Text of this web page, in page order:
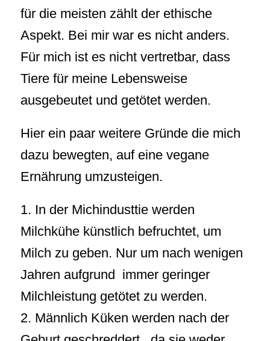
für die meisten zählt der ethische
Aspekt. Bei mir war es nicht anders.
Für mich ist es nicht vertretbar, dass
Tiere für meine Lebensweise
ausgebeutet und getötet werden.
Hier ein paar weitere Gründe die mich
dazu bewegten, auf eine vegane
Ernährung umzusteigen.
1. In der Michindusttie werden
Milchkühe künstlich befruchtet, um
Milch zu geben. Nur um nach wenigen
Jahren aufgrund immer geringer
Milchleistung getötet zu werden.
2. Männlich Küken werden nach der